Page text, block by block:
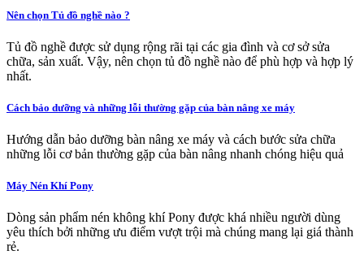
Nên chọn Tủ đồ nghề nào ?
Tủ đồ nghề được sử dụng rộng rãi tại các gia đình và cơ sở sửa
chữa, sản xuất. Vậy, nên chọn tủ đồ nghề nào để phù hợp và hợp lý
nhất.
Cách bảo dưỡng và những lỗi thường gặp của bàn nâng xe máy
Hướng dẫn bảo dưỡng bàn nâng xe máy và cách bước sửa chữa
những lỗi cơ bản thường gặp của bàn nâng nhanh chóng hiệu quả
Máy Nén Khí Pony
Dòng sản phẩm nén không khí Pony được khá nhiều người dùng
yêu thích bởi những ưu điểm vượt trội mà chúng mang lại giá thành
rẻ.